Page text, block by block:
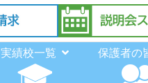
実績校一覧 保護者の